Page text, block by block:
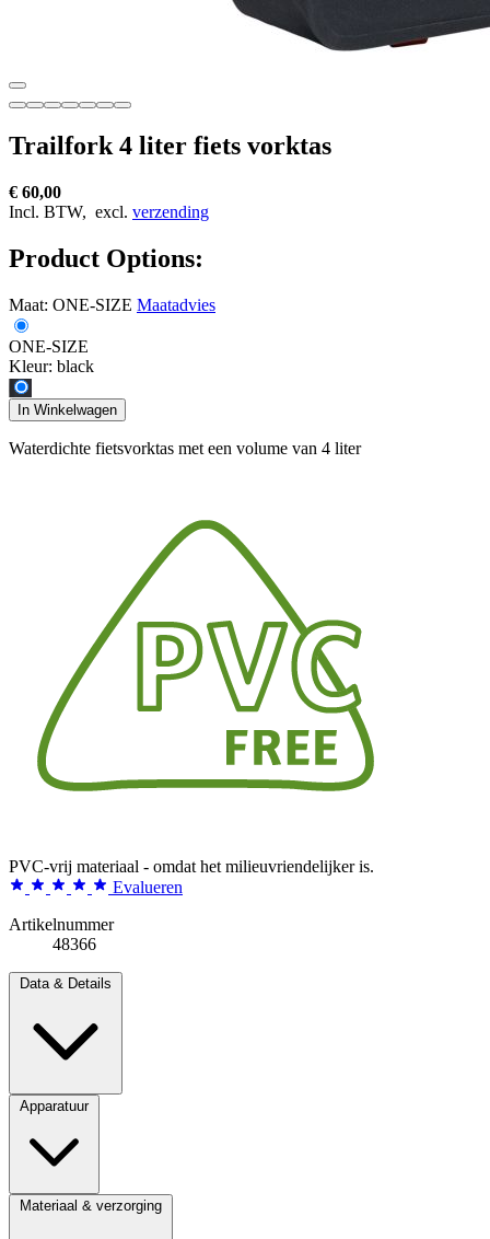
Trailfork 4 liter fiets vorktas
€ 60,00
Incl. BTW, excl. verzending
Product Options:
Maat: ONE-SIZE Maatadvies
ONE-SIZE
Kleur: black
In Winkelwagen
Waterdichte fietsvorktas met een volume van 4 liter
PVC-vrij materiaal - omdat het milieuvriendelijker is.
Evalueren
Artikelnummer
48366
Data & Details
Apparatuur
Materiaal & verzorging